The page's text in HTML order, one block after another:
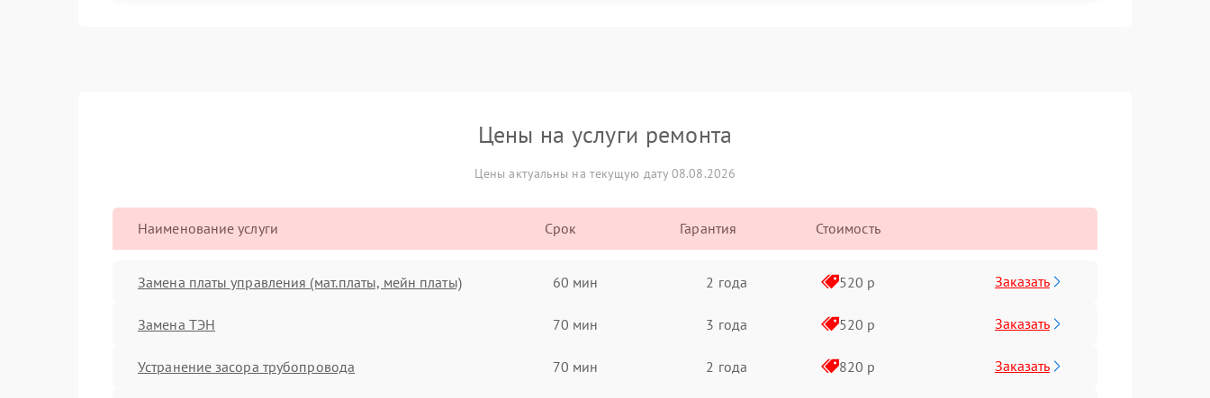
Цены на услуги ремонта
Цены актуальны на текущую дату 08.08.2026
Наименование услуги Срок Гарантия Стоимость
Замена платы управления (мат.платы, мейн платы) 60 мин 2 года 520 р Заказать
Замена ТЭН 70 мин 3 года 520 р Заказать
Устранение засора трубопровода 70 мин 2 года 820 р Заказать